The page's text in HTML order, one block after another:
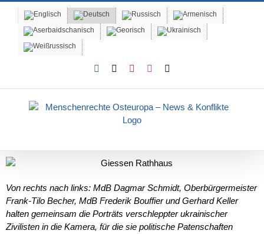
content
Facebook YouTubeInstagram
Von rechts nach links: MdB Dagmar Schmidt, Oberbürgermeister
Frank-Tilo Becher, MdB Frederik Bouffier und Gerhard Keller
halten gemeinsam die Porträts verschleppter ukrainischer
Zivilisten in die Kamera, für die sie politische Patenschaften